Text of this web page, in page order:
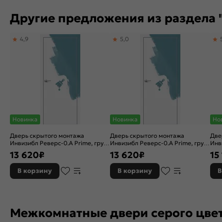
Другие предложения из раздела
Новинка
Дверь скрытого монтажа
Инвизибл Реверс-0.А Prime, грунт
(под окраску), левое открывание,
Грунт, кромка алюминиевая
матовый хром, каркасно-
щитовая
4,9
13 620₽
В корзину
Новинка
Дверь скрытого монтажа
Инвизибл Реверс-0.А Prime, грунт
(под окраску), правое
открывание, Грунт, кромка
алюминиевая матовый хром,
каркасно-щитовая
5,0
13 620₽
В корзину
15
Межкомнатные двери серого